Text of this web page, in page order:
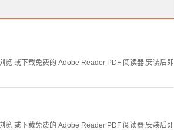
览 或下载免费的 Adobe Reader PDF 阅读器,安装后即
览 或下载免费的 Adobe Reader PDF 阅读器,安装后即